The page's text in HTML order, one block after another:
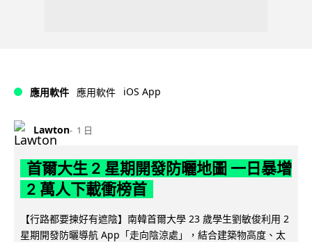
應用軟件 應用軟件 iOS App
Lawton 1 日
首爾大生 2 星期開發防曬地圖 一日暴增
2 萬人下載衝榜首
【行路都要揀好有遮陰】南韓首爾大學 23 歲學生劉敏俊利用 2
星期開發防曬導航 App「走向陰涼處」，結合建築物高度、太